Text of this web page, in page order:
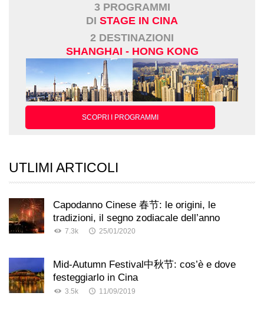
3 PROGRAMMI
DI STAGE IN CINA
2 DESTINAZIONI
SHANGHAI - HONG KONG
SCOPRI I PROGRAMMI
UTLIMI ARTICOLI
Capodanno Cinese 春节: le origini, le
tradizioni, il segno zodiacale dell’anno
7.3k 25/01/2020
Mid-Autumn Festival中秋节: cos’è e dove
festeggiarlo in Cina
3.5k 11/09/2019